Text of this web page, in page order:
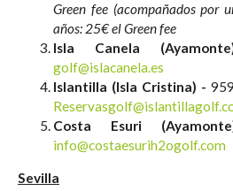
Green fee (acompañados
años: 25€ el Green fee
Isla Canela
golf@islacanela.es
Islantilla (Isla Cristina) -
Costa Esuri
info@costaesurih2ogolf.com
Sevilla